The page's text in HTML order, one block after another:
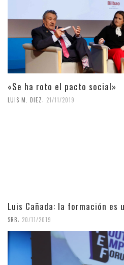
«Se ha roto el pacto social»
LUIS M. DIEZ 21/11/2019
Luis Cañada: la formación es
SRB 20/11/2019